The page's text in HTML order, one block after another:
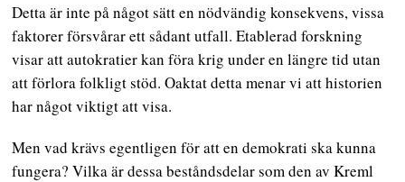
Detta är inte på något sätt en nödvändig konsekvens, vissa
faktorer försvårar ett sådant utfall. Etablerad forskning
visar att autokratier kan föra krig under en längre tid utan
att förlora folkligt stöd. Oaktat detta menar vi att historien
har något viktigt att visa.
Men vad krävs egentligen för att en demokrati ska kunna
fungera? Vilka är dessa beståndsdelar som den av Kreml